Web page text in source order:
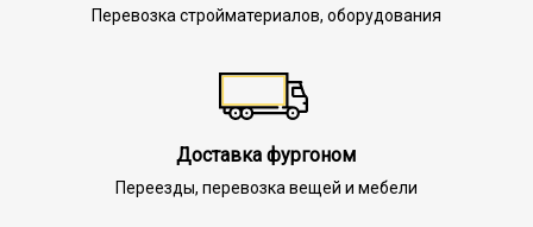
Перевозка стройматериалов, оборудования
Доставка фургоном
Переезды, перевозка вещей и мебели